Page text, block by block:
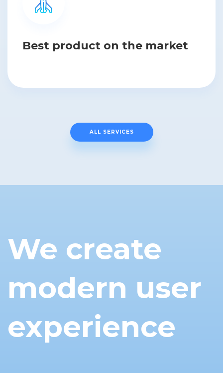
Best product on the market
ALL SERVICES
We create
modern user
experience